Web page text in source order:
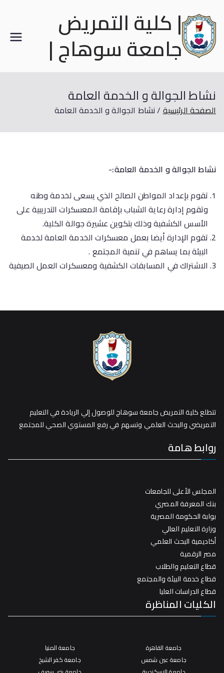
| كلية التمريض
جامعة سوهاج |
نشاط الجوالة و الخدمة العامة
الصفحة الرئيسية نشاط الجوالة و الخدمة العامة
نشاط الجوالة و الخدمة العامة:-
تقوم بإعداد المواطن الصالح الذي يسعى لخدمة وطنه
وتقوم إدارة رعاية الشباب بإقامة المعسكرات التدريبية على
الأسس الكشفية وذلك بتكوين عشيرة جوالة الكلية.
تقوم الإدارة أيضا بعمل معسكرات الخدمة العامة لخدمة
البيئة بما يساهم في تنمية المجتمع .
الاشتراك في المسابقات الكشفية ومعسكرات العمل الصيفية
تتطلع كلية التمريض جامعة سوهاج للوصول إلي الريادة في التعليم
التمريضي والبحث العلمي وتسهم في رفع المستوي الصحي للمجتمع
روابط هامة
المجلس الأعلى للجامعات
بنك المعرفة المصري
بوابة الحكومة المصرية
وزارة التعليم العالي
أكاديمية البحث العلمي
مصر الرقمية
قطاع التعليم والطلاب
قطاع خدمة البيئة والمجتمع
قطاع الدراسات العليا
الكليات المناظرة
جامعة القاهرة
جامعة عين شمس
جامعة المنيا
جامعة كفر الشيخ